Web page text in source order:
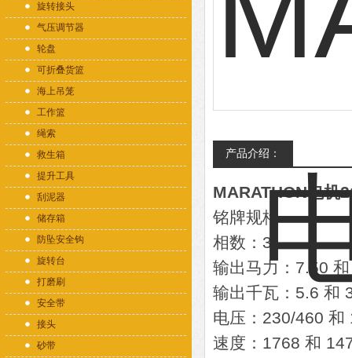
旋转接头
气压调节器
轮盘
可折叠货篮
海上吊笼
工作篮
绳索
救生箱
提升工具
刮泥器
储存箱
防坠安全钩
旋转台
打磨刷
安全带
接头
砂带
产品介绍：
MARATHON电机
铭牌规格
相数：3
输出马力：7.50
输出千瓦：5.6 和
电压：230/460 和
速度：1768 和